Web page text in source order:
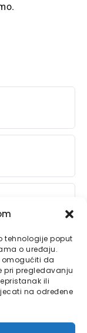
tehnologije poput
o uređaju.
da
pri pregledavanju
ili
na određene